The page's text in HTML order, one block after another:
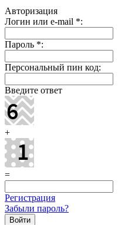
Авторизация
Логин или e-mail *:
Пароль *:
Персональный пин код:
Введите ответ
+
=
Регистрация
Забыли пароль?